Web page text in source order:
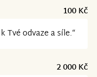
100 Kč
Tvé odvaze a síle.“
2 000 Kč